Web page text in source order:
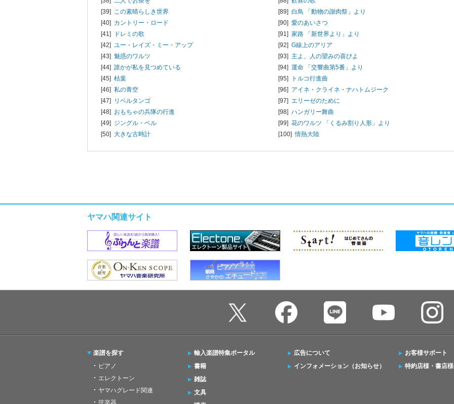
[39] この素晴らしき世界
[40] カントリー・ロード
[41]
ドレミの歌
[42] ユー・レイズ・ミー・アップ
[43] 魅惑のワルツ
[44] 誰かが私を見つめている
[45] 枯葉
[46] 私の青空
[47] リベルタンゴ
[48] おもちゃの兵隊の行進
[49] ジングル・ベル
[50] 大きな古時計
[89] 白鳥 「動物の謝肉祭」より
[90] 愛のあいさつ
[91] 家路 「新世界より」より
[92] G線上のアリア
[93] 主よ、人の望みの喜びよ
[94] 運命 「交響曲第5番」より
[95]
トルコ行進曲
[96] アイネ・クライネ・ナハトムジーク
[97] エリーゼのために
[98] ハンガリー舞曲
[99] 花のワルツ 「くるみ割り人形」より
[100]情熱大陸
ヤマハ関連サイト
楽譜を探す
ピアノ
エレクトーン
ヤマハグレード関連
弦楽器
輸入楽譜特集ポータル
書籍
雑誌
文具
広告について
インフォメーション（お知らせ）
お客様サポート
特約店様・書店